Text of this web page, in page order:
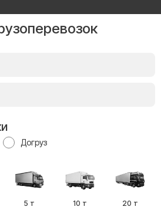
Догруз
5 т 10 т 20 т